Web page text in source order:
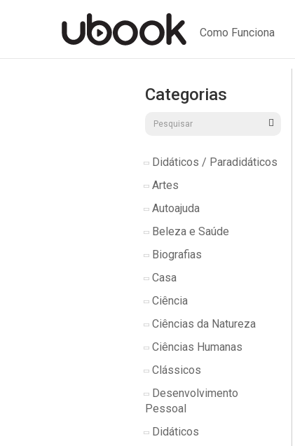
Como Funciona
Categorias
Didáticos / Paradidáticos
Artes
Autoajuda
Beleza e Saúde
Biografias
Casa
Ciência
Ciências da Natureza
Ciências Humanas
Clássicos
Desenvolvimento
Pessoal
Didáticos